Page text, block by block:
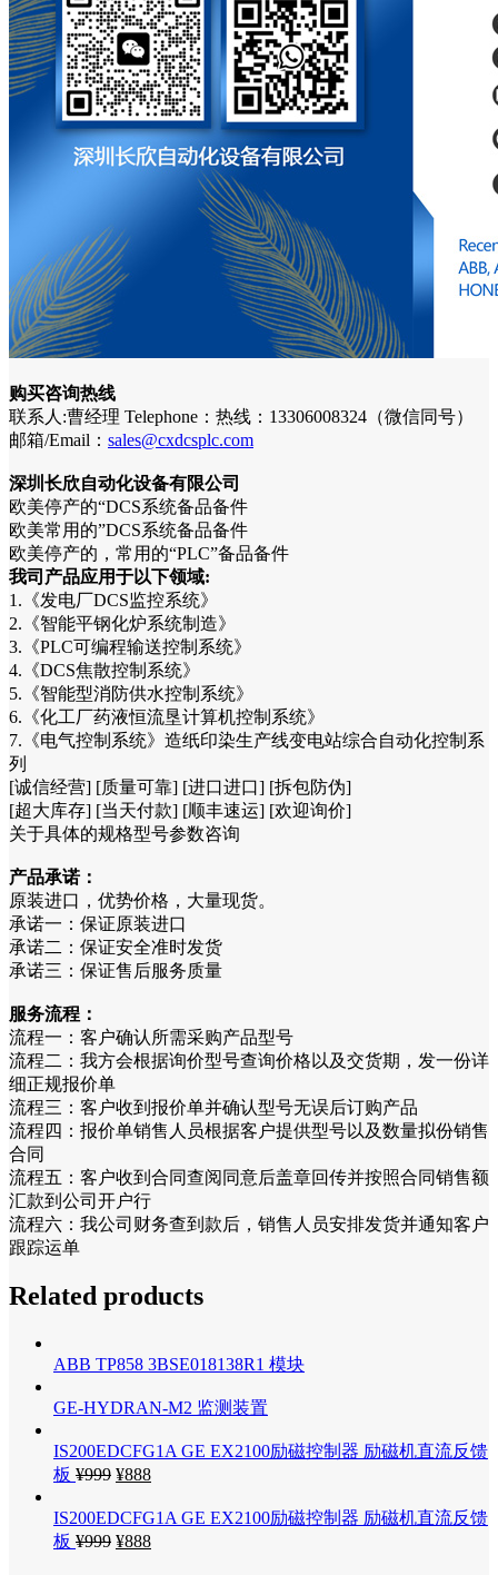
购买咨询热线
联系人:曹经理 Telephone：热线：13306008324（微信同号）
邮箱/Email： sales@cxdcsplc.com
深圳长欣自动化设备有限公司
欧美停产的“DCS系统备品备件
欧美常用的”DCS系统备品备件
欧美停产的，常用的“PLC”备品备件
我司产品应用于以下领域:
1.《发电厂DCS监控系统》
2.《智能平钢化炉系统制造》
3.《PLC可编程输送控制系统》
4.《DCS焦散控制系统》
5.《智能型消防供水控制系统》
6.《化工厂药液恒流垦计算机控制系统》
7.《电气控制系统》造纸印染生产线变电站综合自动化控制系
列
[诚信经营] [质量可靠] [进口进口] [拆包防伪]
[超大库存] [当天付款] [顺丰速运] [欢迎询价]
关于具体的规格型号参数咨询
产品承诺：
原装进口，优势价格，大量现货。
承诺一：保证原装进口
承诺二：保证安全准时发货
承诺三：保证售后服务质量
服务流程：
流程一：客户确认所需采购产品型号
流程二：我方会根据询价型号查询价格以及交货期，发一份详
细正规报价单
流程三：客户收到报价单并确认型号无误后订购产品
流程四：报价单销售人员根据客户提供型号以及数量拟份销售
合同
流程五：客户收到合同查阅同意后盖章回传并按照合同销售额
汇款到公司开户行
流程六：我公司财务查到款后，销售人员安排发货并通知客户
跟踪运单
Related products
ABB TP858 3BSE018138R1 模块
GE-HYDRAN-M2 监测装置
IS200EDCFG1A GE EX2100励磁控制器 励磁机直流反馈
板 ¥999 ¥888
IS200EDCFG1A GE EX2100励磁控制器 励磁机直流反馈
板 ¥999 ¥888